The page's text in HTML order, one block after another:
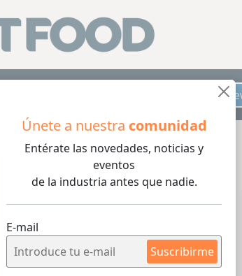
Únete a nuestra comunidad
Entérate las novedades, noticias y
eventos
de la industria antes que nadie.
E-mail
Suscribirme
Suscríbete al